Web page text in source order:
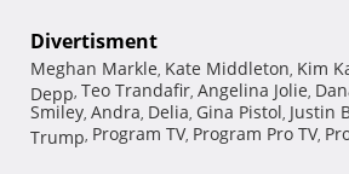
Divertisment
Meghan Markle, Kate Middleton, Kim
Depp, Teo Trandafir, Angelina Jolie,
Smiley, Andra, Delia, Gina Pistol, Justin
Trump, Program TV, Program Pro TV,